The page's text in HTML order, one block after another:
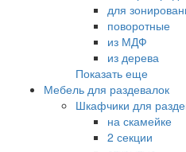
для
поворотные
из МДФ
из дерева
Показать еще
Мебель для раздевалок
Шкафчики для
на скамейке
2 секции